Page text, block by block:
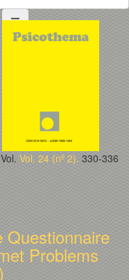
Vol. 24 (nº 2). 330-336
Questionnaire
Problems